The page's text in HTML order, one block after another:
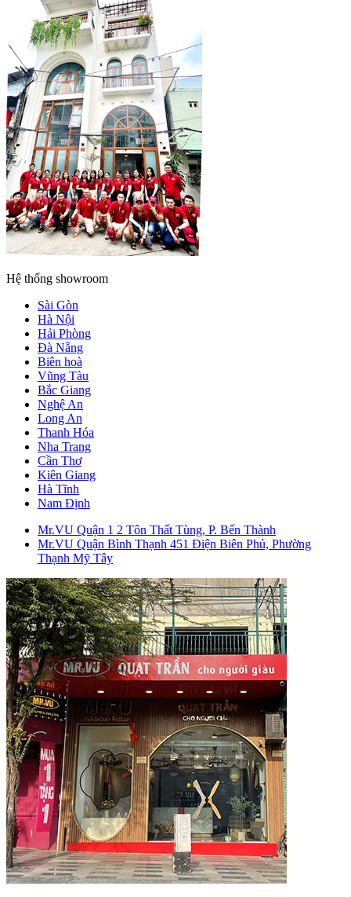
Hệ thống showroom
Sài Gòn
Hà Nội
Hải Phòng
Đà Nẵng
Biên hoà
Vũng Tàu
Bắc Giang
Nghệ An
Long An
Thanh Hóa
Nha Trang
Cần Thơ
Kiên Giang
Hà Tĩnh
Nam Định
Mr.VU Quận 1 2 Tôn Thất Tùng, P. Bến Thành
Mr.VU Quận Bình Thạnh 451 Điện Biên Phủ, Phường
Thạnh Mỹ Tây